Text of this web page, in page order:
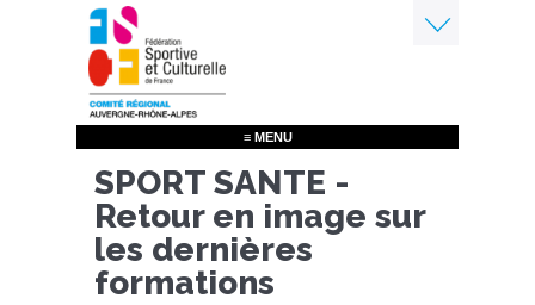
Aller
au
contenu
principal
≡ MENU
SPORT SANTE -
Retour en image sur
les dernières
formations